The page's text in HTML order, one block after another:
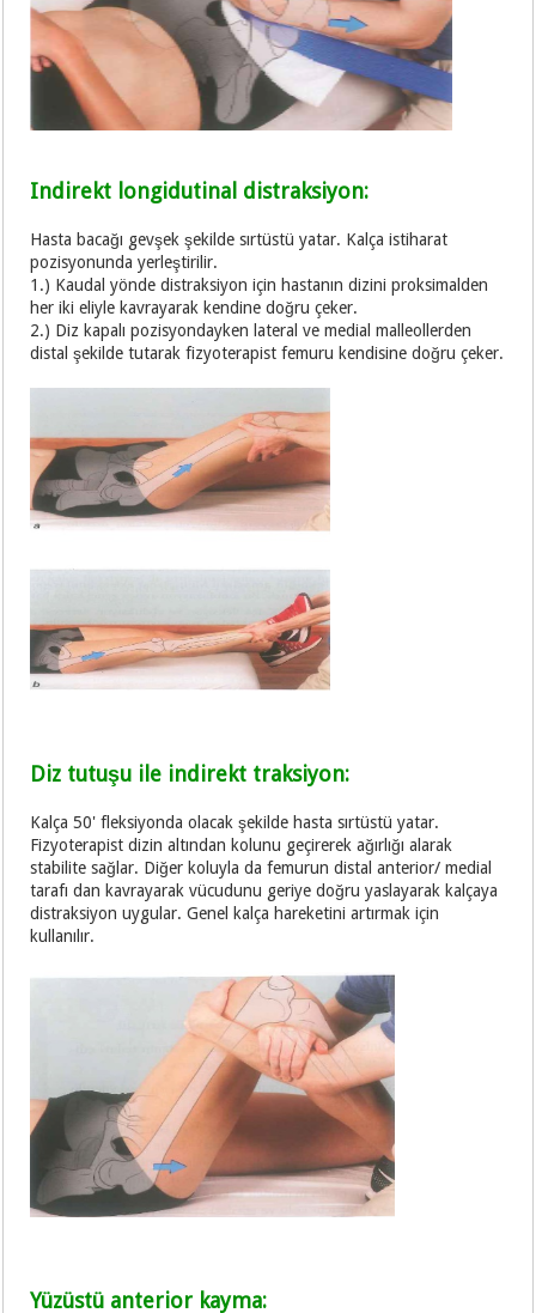
Indirekt longidutinal distraksiyon:
Hasta bacağı gevşek şekilde sırtüstü yatar. Kalça istiharat
pozisyonunda yerleştirilir.
1.) Kaudal yönde distraksiyon için hastanın dizini proksimalden
her iki eliyle kavrayarak kendine doğru çeker.
2.) Diz kapalı pozisyondayken lateral ve medial malleollerden
distal şekilde tutarak fizyoterapist femuru kendisine doğru çeker.
Diz tutuşu ile indirekt traksiyon:
Kalça 50' fleksiyonda olacak şekilde hasta sırtüstü yatar.
Fizyoterapist dizin altından kolunu geçirerek ağırlığı alarak
stabilite sağlar. Diğer koluyla da femurun distal anterior/ medial
tarafı dan kavrayarak vücudunu geriye doğru yaslayarak kalçaya
distraksiyon uygular. Genel kalça hareketini artırmak için
kullanılır.
Yüzüstü anterior kayma: